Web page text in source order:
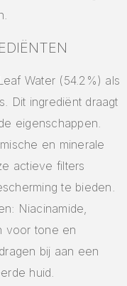
Water (54.2%) als
Dit ingrediënt draagt
eigenschappen.
en minerale
actieve filters
te bieden.
Niacinamide,
voor tone en
bij aan een
huid.